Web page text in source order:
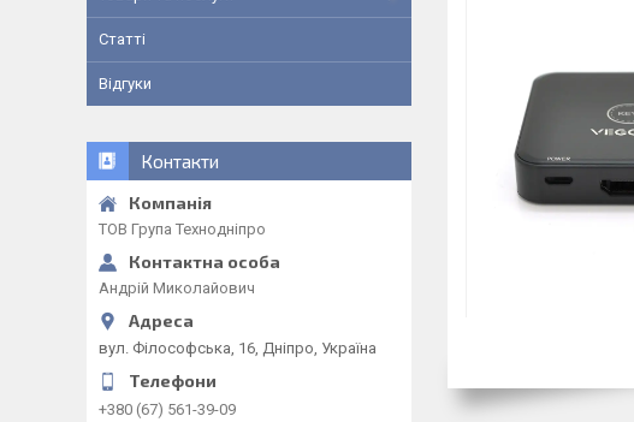
Статті
Відгуки
Контакти
ТОВ Група Технодніпро
Андрій Миколайович
вул. Філософська, 16, Дніпро, Україна
+380 (67) 561-39-09